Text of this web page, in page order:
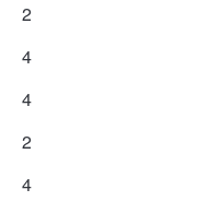
2
4
4
2
4